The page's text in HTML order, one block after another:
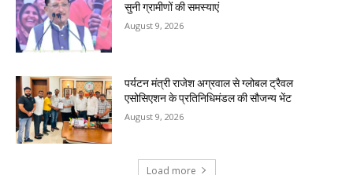
सुनी ग्रामीणों की समस्याएं
August 9, 2026
पर्यटन मंत्री राजेश अग्रवाल से ग्लोबल ट्रैवल
एसोसिएशन के प्रतिनिधिमंडल की सौजन्य भेंट
August 9, 2026
Load more